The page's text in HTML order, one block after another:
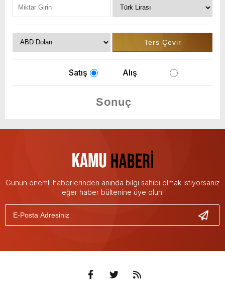
Satış Alış
Günün önemli haberlerinden anında bilgi sahibi olmak istiyorsanız
eğer haber bültenine üye olun.